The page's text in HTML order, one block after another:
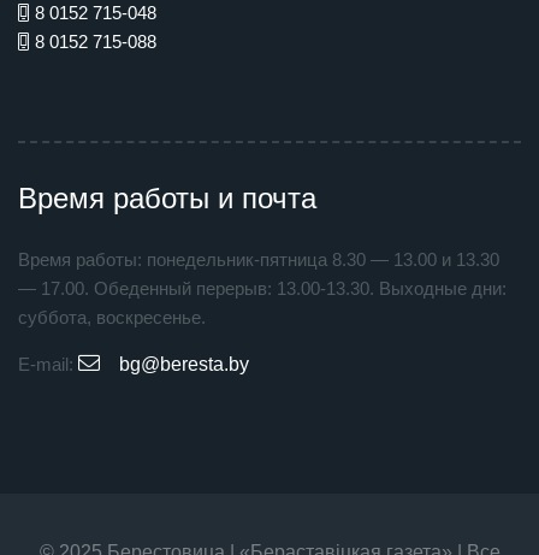
8 0152 715-048
8 0152 715-088
Время работы и почта
Время работы: понедельник-пятница 8.30 — 13.00 и 13.30
— 17.00. Обеденный перерыв: 13.00-13.30. Выходные дни:
суббота, воскресенье.
E-mail: bg@beresta.by